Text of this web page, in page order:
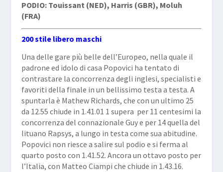
PODIO: Touissant (NED), Harris (GBR), Moluh
(FRA)
200 stile libero maschi
Una delle gare più belle dell’Europeo, nella quale il
padrone ed idolo di casa Popovici ha tentato di
contrastare la concorrenza degli inglesi, specialisti e
favoriti della finale in un bellissimo testa a testa. A
spuntarla è Mathew Richards, che con un ultimo 25
da 12.55 chiude in 1.41.01 1 supera per 11 centesimi la
concorrenza del connazionale Guy e per 14 quella del
lituano Rapsys, a lungo in testa come sua abitudine.
Popovici non riesce a salire sul podio e si ferma al
quarto posto con 1.41.52. Ancora un ottavo posto per
l’Italia, con Matteo Ciampi che chiude in 1.43.16.